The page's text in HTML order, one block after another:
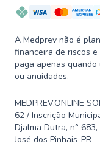
A Medprev não é
financeira de riscos
paga apenas quando
ou anuidades.
MEDPREV.ONLINE
62 / Inscrição
Djalma Dutra, n°
José dos Pinhais-PR